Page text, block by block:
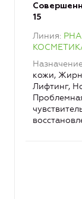
15
Линия
кожи,
Лифтинг,